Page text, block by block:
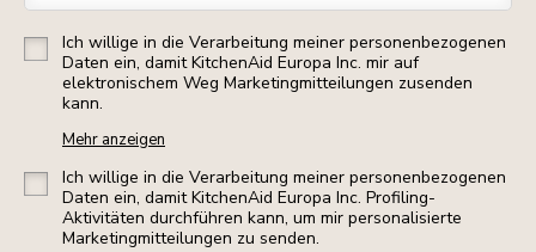
Ich willige in die Verarbeitung meiner personenbezogenen
Daten ein, damit KitchenAid Europa Inc. mir auf
elektronischem Weg Marketingmitteilungen zusenden
kann.
Mehr anzeigen
Ich willige in die Verarbeitung meiner personenbezogenen
Daten ein, damit KitchenAid Europa Inc. Profiling-
Aktivitäten durchführen kann, um mir personalisierte
Marketingmitteilungen zu senden.